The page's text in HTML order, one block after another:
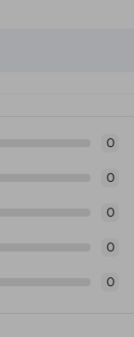
0
0
0
0
0